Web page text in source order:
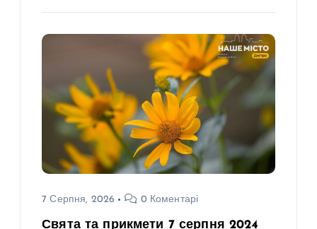
7 Серпня, 2026 0 Коментарі
Свята та прикмети 7 серпня 2024